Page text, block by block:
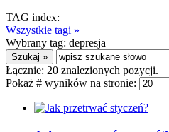
TAG index:
Wszystkie tagi »
Wybrany tag: depresja
Łącznie: 20 znalezionych pozycji.
Pokaż # wyników na stronie: